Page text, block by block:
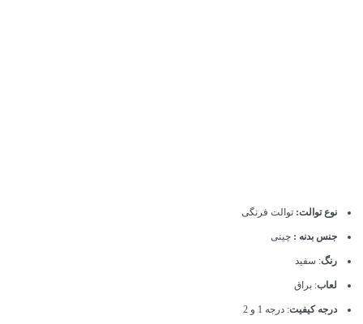
نوع توالت: توالت فرنگی
جنس بدنه : چینی
رنگ: سفید
لعاب: براق
درجه کیفیت: درجه 1 و 2